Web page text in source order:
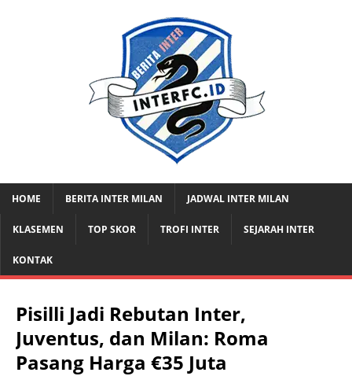
HOME BERITA INTER MILAN JADWAL INTER MILAN
KLASEMEN TOP SKOR TROFI INTER SEJARAH INTER
KONTAK
Pisilli Jadi Rebutan Inter,
Juventus, dan Milan: Roma
Pasang Harga €35 Juta